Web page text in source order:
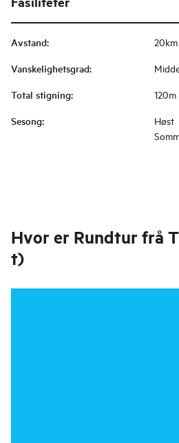
Avstand: 20km
Vanskelighetsgrad:
Total stigning: 120m
Sesong:
Høst
Hvor er Rundtur frå
t)